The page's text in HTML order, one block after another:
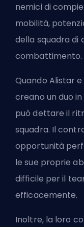
nemici di
mobilità,
della squadra di
combattimento.
Quando Alistar
creano un duo
può dettare il
squadra. Il
opportunità
le sue proprie
difficile per il
efficacemente.
Inoltre, la loro